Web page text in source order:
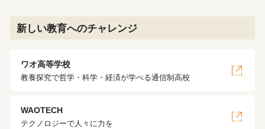
新しい教育へのチャレンジ
ワオ高等学校
教養探究で哲学・科学・経済が学べる通信制高校
WAOTECH
テクノロジーで人々に力を